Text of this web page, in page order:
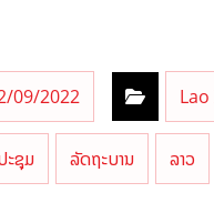
09/2022
ະຊຸມ ລັດຖະບານ ລາວ